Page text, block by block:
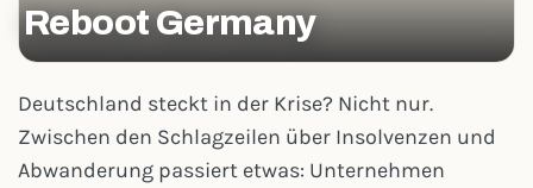
Reboot Germany
Deutschland steckt in der Krise? Nicht nur.
Zwischen den Schlagzeilen über Insolvenzen und
Abwanderung passiert etwas: Unternehmen